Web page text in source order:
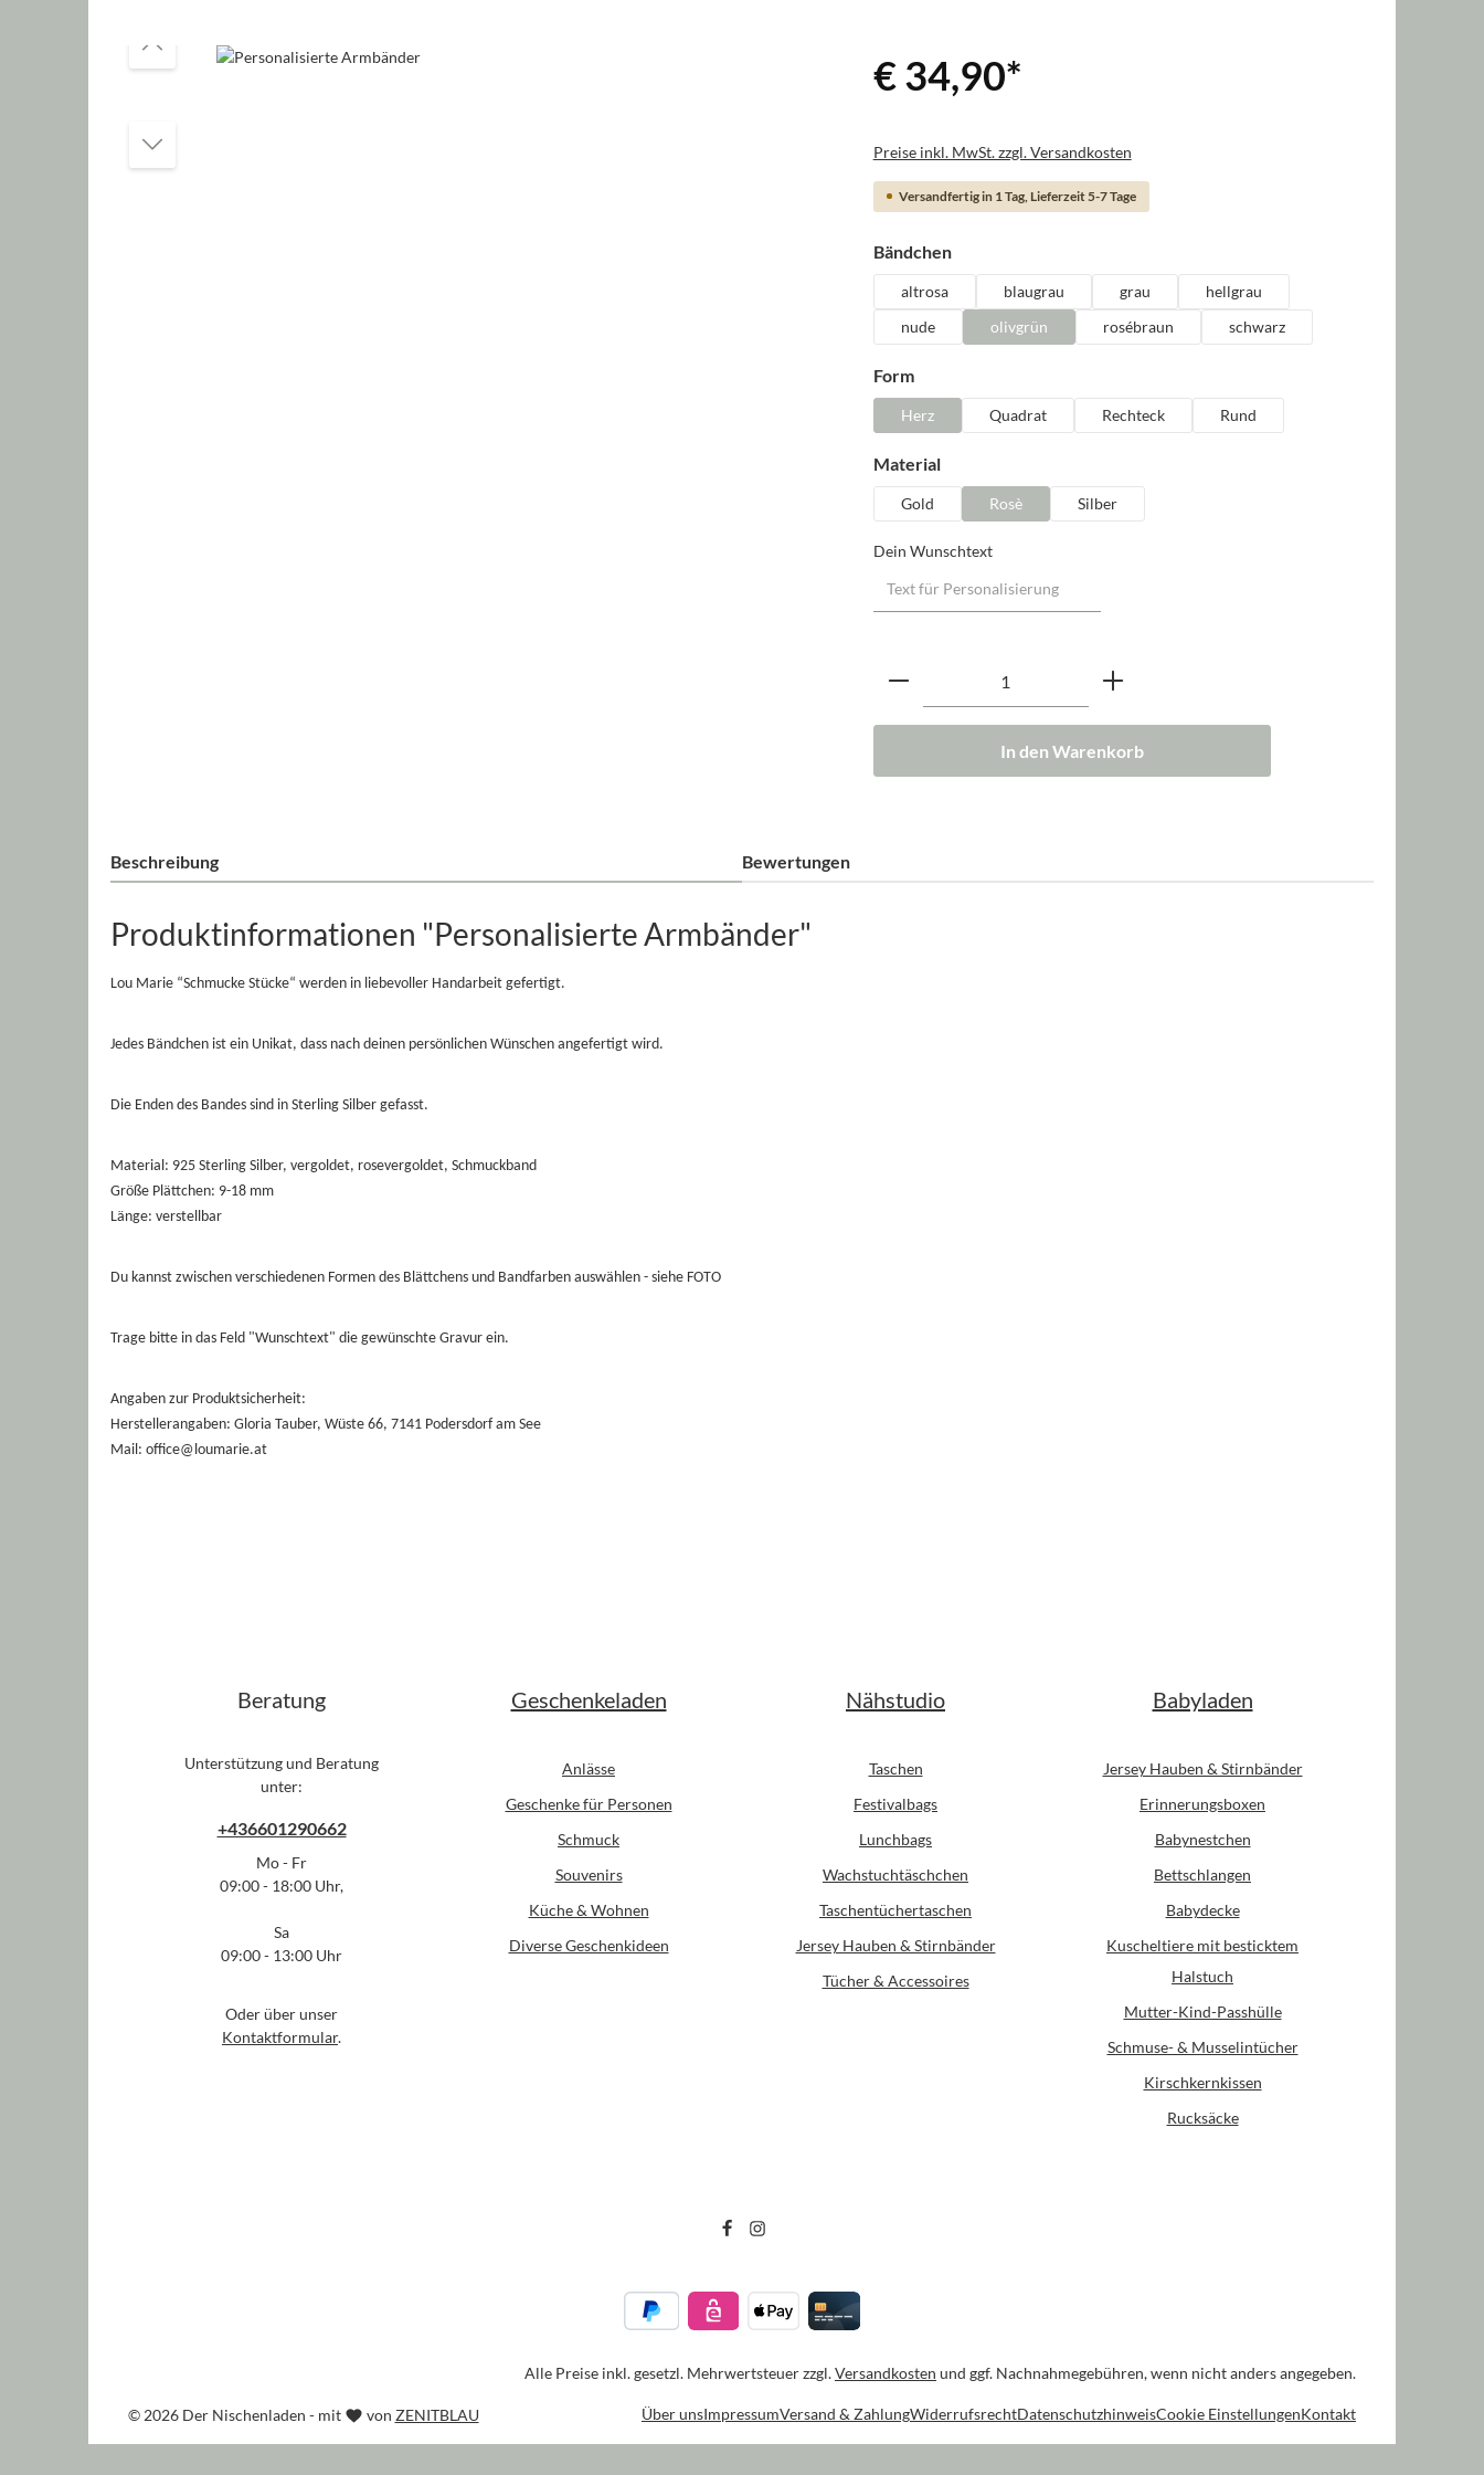
Bildergalerie überspringen € 34,90*
Preise inkl. MwSt. zzgl. Versandkosten
Versandfertig in 1 Tag, Lieferzeit 5-7 Tage
Bändchenauswählen
altrosa blaugrau grau
hellgrau
nude
olivgrün rosébraun schwarz
Formauswählen
Herz Quadrat Rechteck Rund
Materialauswählen
Gold Rosè Silber
Dein Wunschtext
Produkt Anzahl: Gib den gewünschten Wert ein
In den Warenkorb
Beschreibung Bewertungen
Produktinformationen "Personalisierte Armbänder"
Lou Marie “Schmucke Stücke“ werden in liebevoller Handarbeit gefertigt.
Jedes Bändchen ist ein Unikat, dass nach deinen persönlichen Wünschen angefertigt wird.
Die Enden des Bandes sind in Sterling Silber gefasst.
Material: 925 Sterling Silber, vergoldet, rosevergoldet, Schmuckband
Größe Plättchen: 9-18 mm
Länge: verstellbar
Du kannst zwischen verschiedenen Formen des Blättchens und Bandfarben auswählen - siehe FOTO
Trage bitte in das Feld "Wunschtext" die gewünschte Gravur ein.
Angaben zur Produktsicherheit:
Herstellerangaben: Gloria Tauber, Wüste 66, 7141 Podersdorf am See
Mail: office@loumarie.at
Beratung
Unterstützung und Beratung
unter:
+436601290662
Mo - Fr
09:00 - 18:00 Uhr,
Sa
09:00 - 13:00 Uhr
Oder über unser
Kontaktformular.
Geschenkeladen
Anlässe
Geschenke für Personen
Schmuck
Souvenirs
Küche & Wohnen
Diverse Geschenkideen
Nähstudio
Taschen
Festivalbags
Lunchbags
Wachstuchtäschchen
Taschentüchertaschen
Jersey Hauben & Stirnbänder
Tücher & Accessoires
Babyladen
Jersey Hauben & Stirnbänder
Erinnerungsboxen
Babynestchen
Bettschlangen
Babydecke
Kuscheltiere mit besticktem
Halstuch
Mutter-Kind-Passhülle
Schmuse- & Musselintücher
Kirschkernkissen
Rucksäcke
Alle Preise inkl. gesetzl. Mehrwertsteuer zzgl.Versandkosten und ggf. Nachnahmegebühren, wenn nicht anders angegeben.
© 2026 Der Nischenladen - mit von ZENITBLAU Über unsImpressumVersand & ZahlungWiderrufsrechtDatenschutzhinweisCookie EinstellungenKontakt